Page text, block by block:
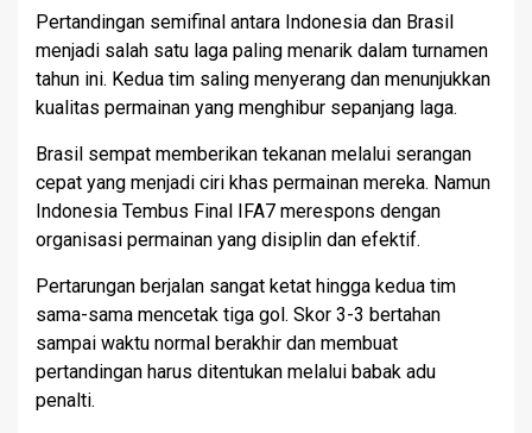
Pertandingan semifinal antara Indonesia dan Brasil
menjadi salah satu laga paling menarik dalam turnamen
tahun ini. Kedua tim saling menyerang dan menunjukkan
kualitas permainan yang menghibur sepanjang laga.
Brasil sempat memberikan tekanan melalui serangan
cepat yang menjadi ciri khas permainan mereka. Namun
Indonesia Tembus Final IFA7 merespons dengan
organisasi permainan yang disiplin dan efektif.
Pertarungan berjalan sangat ketat hingga kedua tim
sama-sama mencetak tiga gol. Skor 3-3 bertahan
sampai waktu normal berakhir dan membuat
pertandingan harus ditentukan melalui babak adu
penalti.